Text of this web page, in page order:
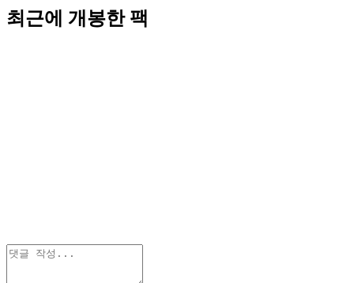
최근에 개봉한 팩